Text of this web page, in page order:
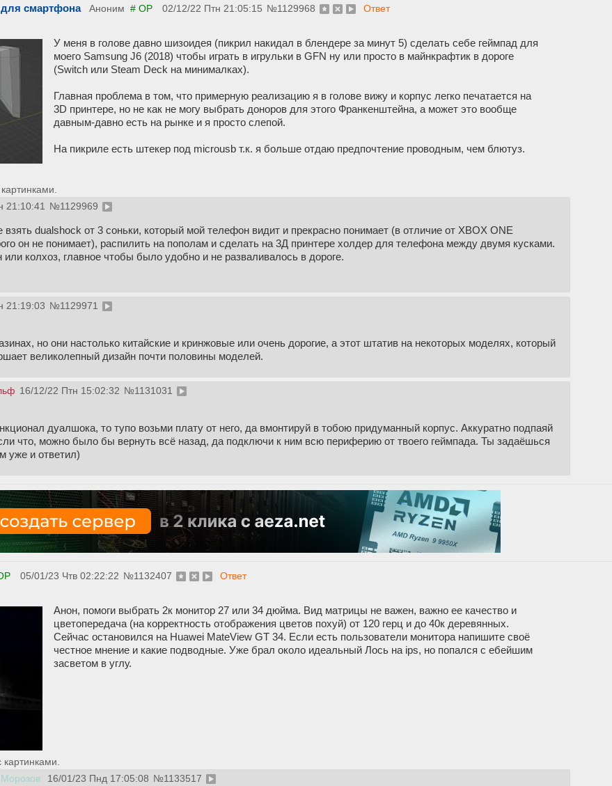
для смартфона Аноним # OP 02/12/22 Птн 21:05:15 №1129968 Ответ
У меня в голове давно шизоидея (пикрил накидал в блендере за минут 5) сделать себе геймпад для
моего Samsung J6 (2018) чтобы играть в игрульки в GFN ну или просто в майнкрафтик в дороге
(Switch или Steam Deck на минималках).
Главная проблема в том, что примерную реализацию я в голове вижу и корпус легко печатается на
3D принтере, но не как не могу выбрать доноров для этого Франкенштейна, а может это вообще
давным-давно есть на рынке и я просто слепой.
На пикриле есть штекер под microusb т.к. я больше отдаю предпочтение проводным, чем блютуз.
21:10:41 №1129969
dualshock от 3 соньки, который мой телефон видит и прекрасно понимает (в отличие от XBOX ONE
он не понимает), распилить на пополам и сделать на 3Д принтере холдер для телефона между двумя кусками.
колхоз, главное чтобы было удобно и не разваливалось в дороге.
21:19:03 №1129971
но они настолько китайские и кринжовые или очень дорогие, а этот штатив на некоторых моделях, который
великолепный дизайн почти половины моделей.
16/12/22 Птн 15:02:32 №1131031
дуалшока, то тупо возьми плату от него, да вмонтируй в тобою придуманный корпус. Аккуратно подпаяй
что, можно было бы вернуть всё назад, да подключи к ним всю периферию от твоего геймпада. Ты задаёшься
уже и ответил)
05/01/23 Чтв 02:22:22 №1132407 Ответ
Анон, помоги выбрать 2к монитор 27 или 34 дюйма. Вид матрицы не важен, важно ее качество и
цветопередача (на корректность отображения цветов похуй) от 120 герц и до 40к деревянных.
Сейчас остановился на Huawei MateView GT 34. Если есть пользователи монитора напишите своё
честное мнение и какие подводные. Уже брал около идеальный Лось на ips, но попался с ебейшим
засветом в углу.
16/01/23 Пнд 17:05:08 №1133517